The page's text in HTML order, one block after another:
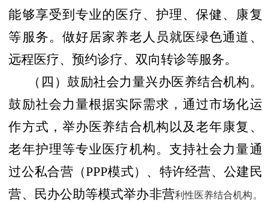
能够享受到专业的医疗、护理、保健、康复
等服务。做好居家养老人员就医绿色通道、
远程医疗、预约诊疗、双向转诊等服务。
（四）鼓励社会力量兴办医养结合机构。
鼓励社会力量根据实际需求，通过市场化运
作方式，举办医养结合机构以及老年康复、
老年护理等专业医疗机构。支持社会力量通
过公私合营（PPP模式）、特许经营、公建民
营、民办公助等模式举办非营利性医养结合机构。